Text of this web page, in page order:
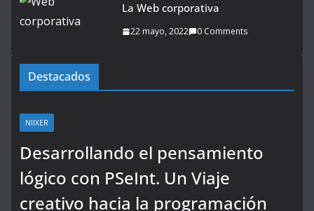
La Web corporativa
22 mayo, 2022 0 Comments
Destacados
NIIXER
Desarrollando el pensamiento
lógico con PSeInt. Un Viaje
creativo hacia la programación